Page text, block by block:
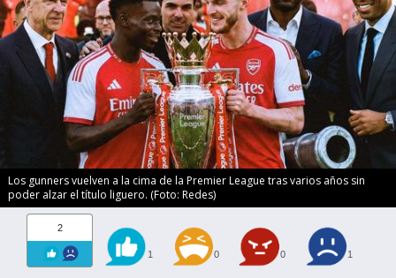
Los gunners vuelven a la cima de la Premier League tras varios años sin
poder alzar el título liguero. (Foto: Redes)
2
1 0 0 1